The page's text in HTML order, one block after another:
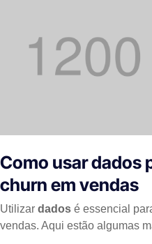
Como usar dados
churn em vendas
Utilizar dados é essencial
vendas. Aqui estão algumas